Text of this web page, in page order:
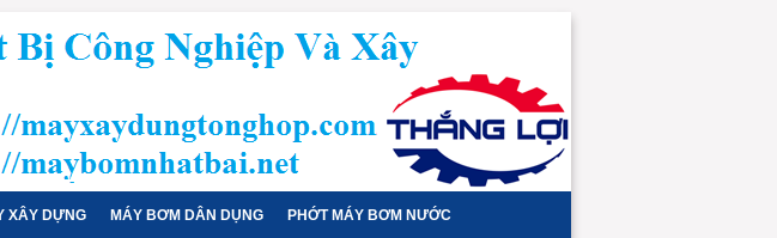
XÂY DỰNG MÁY BƠM DÂN DỤNG PHỚT MÁY BƠM NƯỚC